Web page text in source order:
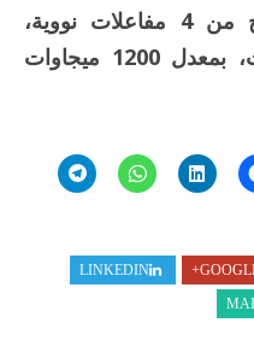
إقامتها في محافظة مطروح من 4 مفاعلات نووية،
بقدرة إجمالية 4800 ميجاوات، بمعدل 1200 ميجاوات
LINKEDIN